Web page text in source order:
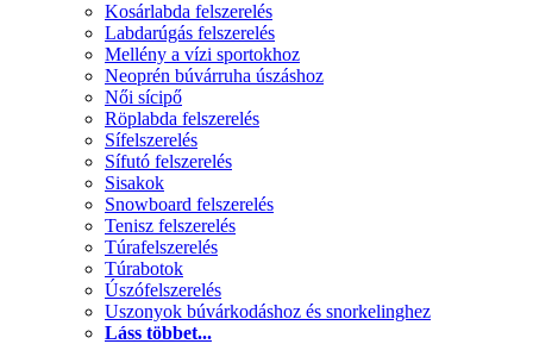
Kosárlabda felszerelés
Labdarúgás felszerelés
Mellény a vízi sportokhoz
Neoprén búvárruha úszáshoz
Női sícipő
Röplabda felszerelés
Sífelszerelés
Sífutó felszerelés
Sisakok
Snowboard felszerelés
Tenisz felszerelés
Túrafelszerelés
Túrabotok
Úszófelszerelés
Uszonyok búvárkodáshoz és snorkelinghez
Láss többet...